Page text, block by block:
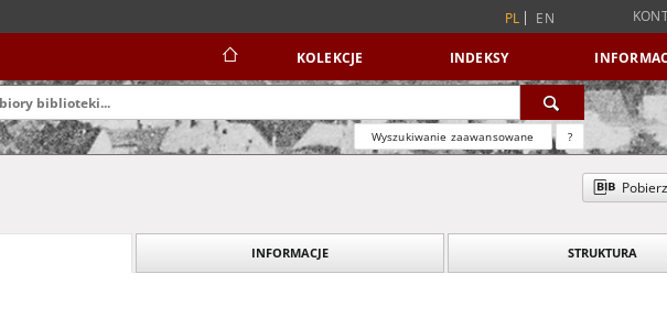
PL EN
KOLEKCJE INDEKSY
Wyszukiwanie zaawansowane ?
INFORMACJE STRUKTURA